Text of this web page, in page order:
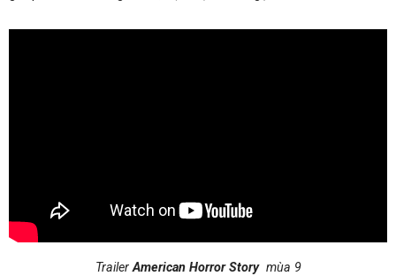
TrailerAmerican Horror Storymùa 9